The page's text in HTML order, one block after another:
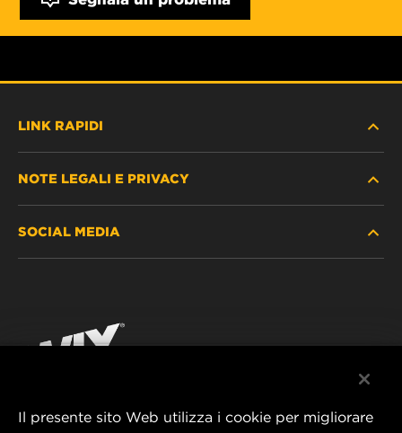
LINK RAPIDI
DOVE ACQUISTARE
CONTATTACI
NOTE LEGALI E PRIVACY
IMPRESSUM
SOCIAL MEDIA
YouTube
Il presente sito Web utilizza i cookie per migliorare